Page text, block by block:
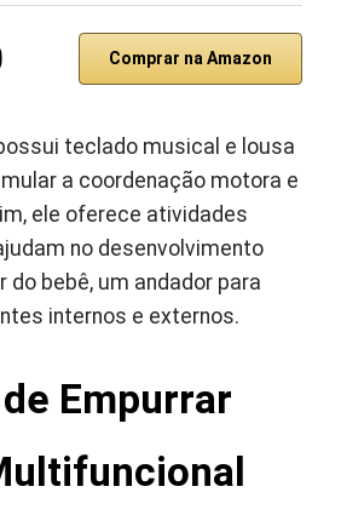
Comprar na Amazon
teclado musical e lousa
a coordenação motora e
ele oferece atividades
no desenvolvimento
do bebê, um andador para
internos e externos.
Empurrar